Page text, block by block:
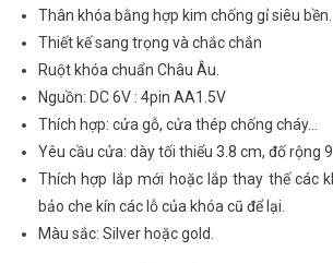
Thân khóa bằng hợp kim chống gỉ siêu bền.
Thiết kế sang trọng và chắc chắn
Ruột khóa chuẩn Châu Âu.
Nguồn: DC 6V : 4pin AA1.5V
Thích hợp: cửa gỗ, cửa thép chống cháy…
Yêu cầu cửa: dày tối thiểu 3.8 cm, đố rộng
Thích hợp lắp mới hoặc lắp thay thế các
bảo che kín các lỗ của khóa cũ để lại.
Màu sắc: Silver hoặc gold.